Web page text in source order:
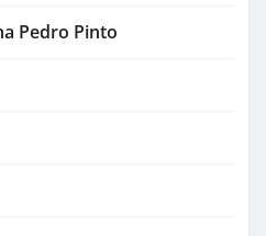
Pedro Pinto